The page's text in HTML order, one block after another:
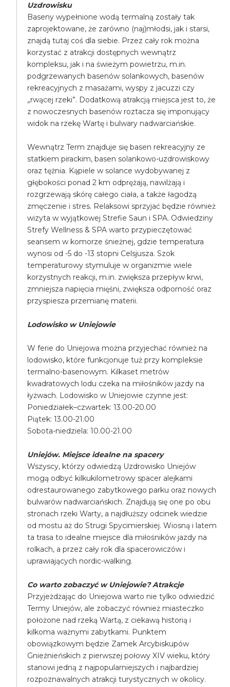
Uzdrowisku
Baseny wypełnione wodą termalną zostały tak
zaprojektowane, że zarówno (naj)młodsi, jak i starsi,
znajdą tutaj coś dla siebie. Przez cały rok można
korzystać z atrakcji dostępnych wewnątrz
kompleksu, jak i na świeżym powietrzu, m.in.
podgrzewanych basenów solankowych, basenów
rekreacyjnych z masażami, wyspy z jacuzzi czy
„rwącej rzeki”. Dodatkową atrakcją miejsca jest to, że
z nowoczesnych basenów roztacza się imponujący
widok na rzekę Wartę i bulwary nadwarciańskie.
Wewnątrz Term znajduje się basen rekreacyjny ze
statkiem pirackim, basen solankowo-uzdrowiskowy
oraz tężnia. Kąpiele w solance wydobywanej z
głębokości ponad 2 km odprężają, nawilżają i
rozgrzewają skórę całego ciała, a także łagodzą
zmęczenie i stres. Relaksowi sprzyjać będzie również
wizyta w wyjątkowej Strefie Saun i SPA. Odwiedziny
Strefy Wellness & SPA warto przypieczętować
seansem w komorze śnieżnej, gdzie temperatura
wynosi od -5 do -13 stopni Celsjusza. Szok
temperaturowy stymuluje w organizmie wiele
korzystnych reakcji, m.in. zwiększa przepływ krwi,
zmniejsza napięcia mięśni, zwiększa odporność oraz
przyspiesza przemianę materii.
Lodowisko w Uniejowie
W ferie do Uniejowa można przyjechać również na
lodowisko, które funkcjonuje tuż przy kompleksie
termalno-basenowym. Kilkaset metrów
kwadratowych lodu czeka na miłośników jazdy na
łyżwach. Lodowisko w Uniejowie czynne jest:
Poniedziałek–czwartek: 13.00-20.00
Piątek: 13.00-21.00
Sobota-niedziela: 10.00-21.00
Uniejów. Miejsce idealne na spacery
Wszyscy, którzy odwiedzą Uzdrowisko Uniejów
mogą odbyć kilkukilometrowy spacer alejkami
odrestaurowanego zabytkowego parku oraz nowych
bulwarów nadwarciańskich. Znajdują się one po obu
stronach rzeki Warty, a najdłuższy odcinek wiedzie
od mostu aż do Strugi Spycimierskiej. Wiosną i latem
ta trasa to idealne miejsce dla miłośników jazdy na
rolkach, a przez cały rok dla spacerowiczów i
uprawiających nordic-walking.
Co warto zobaczyć w Uniejowie? Atrakcje
Przyjeżdżając do Uniejowa warto nie tylko odwiedzić
Termy Uniejów, ale zobaczyć również miasteczko
położone nad rzeką Wartą, z ciekawą historią i
kilkoma ważnymi zabytkami. Punktem
obowiązkowym będzie Zamek Arcybiskupów
Gnieźnieńskich z pierwszej połowy XIV wieku, który
stanowi jedną z najpopularniejszych i najbardziej
rozpoznawalnych atrakcji turystycznych w okolicy.